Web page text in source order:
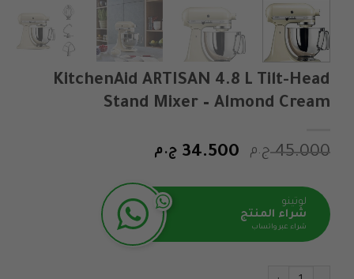
KitchenAid ARTISAN 4.8 L Tilt-Head
Stand Mixer – Almond Cream
45.000 ج.م
السعر
هو:
34.500 ج.م
هو:
34.500 ج.م.
لوتينو
شراء المنتج
شراء عبر واتساب
كمية KitchenAid ARTISAN 4.8 L Tilt-Head Stand Mixer - Almond Cream